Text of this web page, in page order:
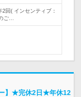
回( インセンティブ：
ご…
】★完休2日★年休12